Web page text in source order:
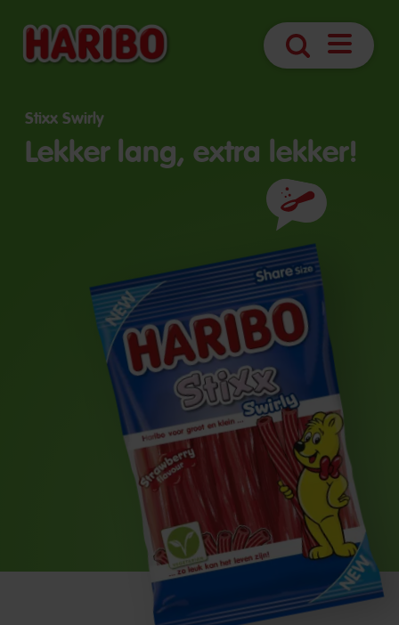
Zoek
Navigatie
Stixx Swirly
Lekker lang, extra lekker!
Ingrediënten